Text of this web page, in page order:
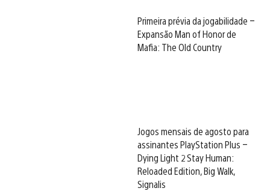
Primeira prévia da jogabilidade –
Expansão Man of Honor de
Mafia: The Old Country
Jogos mensais de agosto para
assinantes PlayStation Plus –
Dying Light 2 Stay Human:
Reloaded Edition, Big Walk,
Signalis